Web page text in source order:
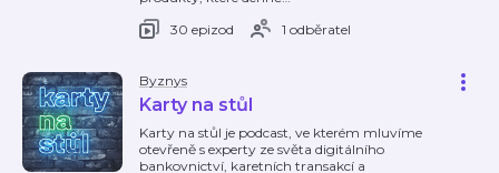
30 epizod
1 odběratel
Byznys
Karty na stůl
Karty na stůl je podcast, ve kterém mluvíme
otevřeně s experty ze světa digitálního
bankovnictví, karetních transakcí a